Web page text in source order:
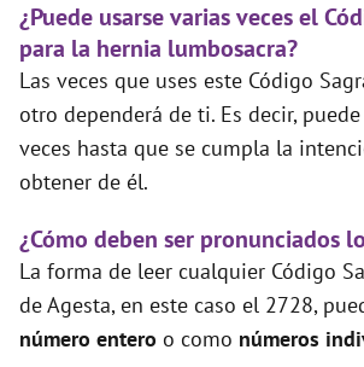
¿Puede usarse varias veces el
para la hernia lumbosacra?
Las veces que uses este Código
otro dependerá de ti. Es decir,
veces hasta que se cumpla la
obtener de él.
¿Cómo deben ser pronunciados
La forma de leer cualquier Código
de Agesta, en este caso el 2728,
número entero o como números